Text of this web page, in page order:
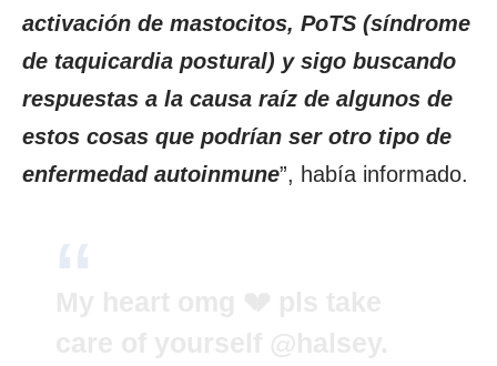
activación de mastocitos, PoTS (síndrome
de taquicardia postural) y sigo buscando
respuestas a la causa raíz de algunos de
estos cosas que podrían ser otro tipo de
enfermedad autoinmune”, había informado.